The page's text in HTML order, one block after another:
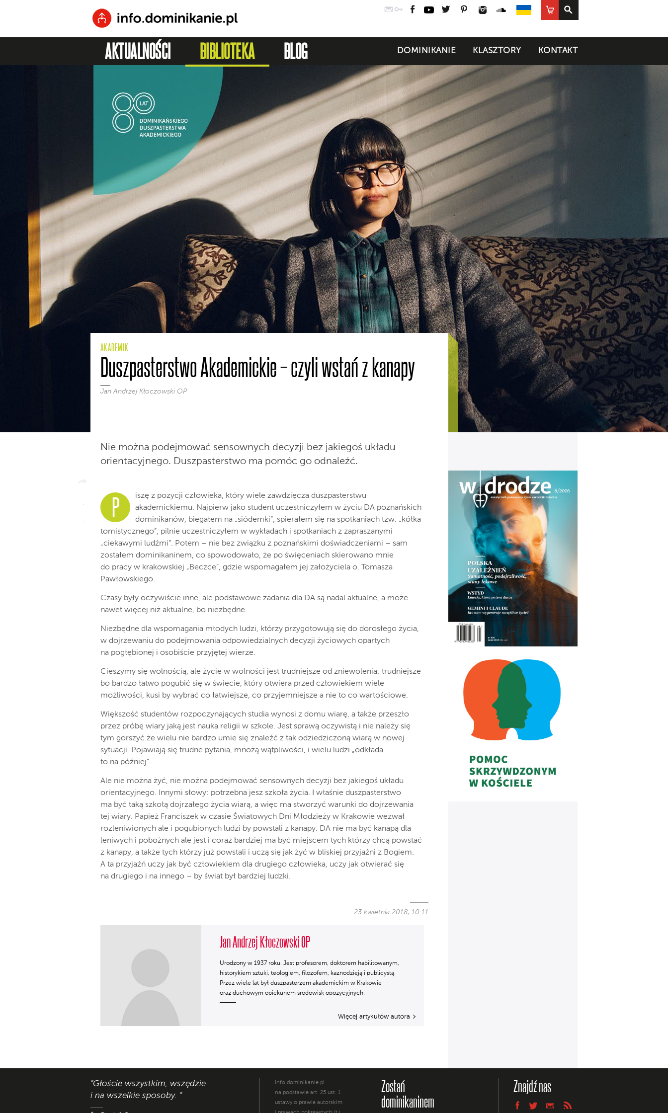
PocztaLogowanie
Facebook
YouTubeTwitterPinterestInstagramSoundCloud
UA
Sklep
AKTUALNOŚCI BIBLIOTEKA BLOG KONTAKT
KLASZTORY
DOMINIKANIE
AKADEMIK
Duszpasterstwo Akademickie – czyli wstań z kanapy
Jan Andrzej Kłoczowski OP
Nie można podejmować sensownych decyzji bez jakiegoś układu
orientacyjnego. Duszpasterstwo ma pomóc go odnaleźć.
P
iszę z pozycji człowieka, który wiele zawdzięcza duszpasterstwu
akademickiemu. Najpierw jako student uczestniczyłem w życiu DA poznańskich
dominikanów, biegałem na „siódemki”, spierałem się na spotkaniach tzw. „kółka
tomistycznego”, pilnie uczestniczyłem w wykładach i spotkaniach z zapraszanymi
„ciekawymi ludźmi”. Potem – nie bez związku z poznańskimi doświadczeniami – sam
zostałem dominikaninem, co spowodowało, że po święceniach skierowano mnie
do pracy w krakowskiej „Beczce”, gdzie wspomagałem jej założyciela o. Tomasza
Pawłowskiego.
Czasy były oczywiście inne, ale podstawowe zadania dla DA są nadal aktualne, a może
nawet więcej niż aktualne, bo niezbędne.
Niezbędne dla wspomagania młodych ludzi, którzy przygotowują się do dorosłego życia,
w dojrzewaniu do podejmowania odpowiedzialnych decyzji życiowych opartych
na pogłębionej i osobiście przyjętej wierze.
Cieszymy się wolnością, ale życie w wolności jest trudniejsze od zniewolenia; trudniejsze
bo bardzo łatwo pogubić się w świecie, który otwiera przed człowiekiem wiele
możliwości, kusi by wybrać co łatwiejsze, co przyjemniejsze a nie to co wartościowe.
Większość studentów rozpoczynających studia wynosi z domu wiarę, a także przeszło
przez próbę wiary jaką jest nauka religii w szkole. Jest sprawą oczywistą i nie należy się
tym gorszyć że wielu nie bardzo umie się znaleźć z tak odziedziczoną wiarą w nowej
sytuacji. Pojawiają się trudne pytania, mnożą wątpliwości, i wielu ludzi „odkłada
to na później”.
Ale nie można żyć, nie można podejmować sensownych decyzji bez jakiegoś układu
orientacyjnego. Innymi słowy: potrzebna jesz szkoła życia. I właśnie duszpasterstwo
ma być taką szkołą dojrzałego życia wiarą, a więc ma stworzyć warunki do dojrzewania
tej wiary. Papież Franciszek w czasie Światowych Dni Młodzieży w Krakowie wezwał
rozleniwionych ale i pogubionych ludzi by powstali z kanapy. DA nie ma być kanapą dla
leniwych i pobożnych ale jest i coraz bardziej ma być miejscem tych którzy chcą powstać
z kanapy, a także tych którzy już powstali i uczą się jak żyć w bliskiej przyjaźni z Bogiem.
A ta przyjaźń uczy jak być człowiekiem dla drugiego człowieka, uczy jak otwierać się
na drugiego i na innego – by świat był bardziej ludzki.
23 kwietnia 2018, 10:11
Jan Andrzej Kłoczowski OP
Urodzony w 1937 roku. Jest profesorem, doktorem habilitowanym,
historykiem sztuki, teologiem, filozofem, kaznodzieją i publicystą.
Przez wiele lat był duszpasterzem akademickim w Krakowie
oraz duchowym opiekunem środowisk opozycyjnych.
Więcej artykułów autora
"Głoście wszystkim, wszędzie
i na wszelkie sposoby. "
Info.dominikanie.pl
na podstawie art. 25 ust. 1
ustawy o prawie autorskim
Zostań
dominikaninem
Znajdź nas